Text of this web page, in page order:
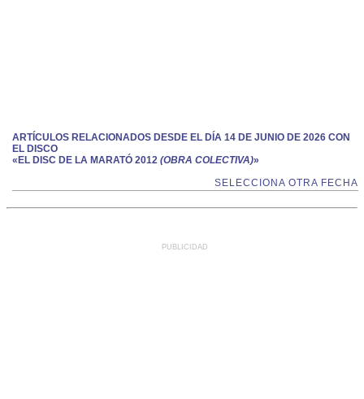
ARTÍCULOS RELACIONADOS DESDE EL DÍA 14 DE JUNIO DE 2026 CON
EL DISCO
«EL DISC DE LA MARATÓ 2012 (OBRA COLECTIVA)»
SELECCIONA OTRA FECHA
PUBLICIDAD